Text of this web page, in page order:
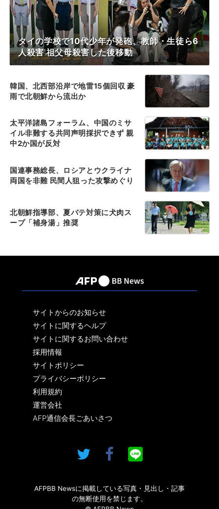
タイの学校で10代少年が発砲、教師・生徒ら6
人殺害 祖父母殺害した後移動
韓国、北西部沿岸で地雷15個回収 豪
雨で北朝鮮から流出か
太平洋諸島フォーラム、中国のミサ
イル非難する共同声明採択できず 親
中2か国が反対
国連事務総長、ロシアとウクライナ
両国を非難 民間人狙った攻撃めぐり
北朝鮮指導部、夏バテ対策に犬肉ス
ープ「補身湯」推奨
サイトからのお知らせ
サイトに関するヘルプ
サイトに関するお問い合わせ
採用情報
サイトポリシー
プライバシーポリシー
利用規約
運営会社
AFP通信会長ごあいさつ
AFPBB Newsに掲載している写真・見出し・記事
の無断使用を禁じます。